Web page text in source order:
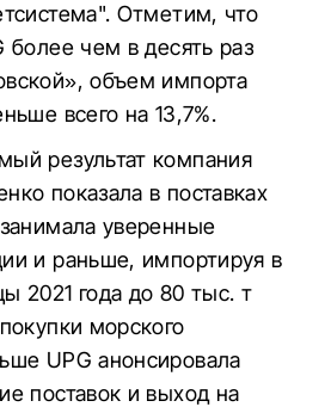
Отметим, что
более чем в десять раз
объем импорта
всего на 13,7%.
результат компания
показала в поставках
уверенные
и раньше, импортируя в
2021 года до 80 тыс. т
морского
UPG анонсировала
поставок и выход на